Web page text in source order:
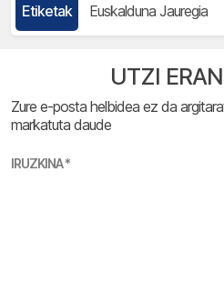
Etiketak Euskalduna Jauregia
UTZI
Zure e-posta helbidea ez da
markatuta daude
IRUZKINA*